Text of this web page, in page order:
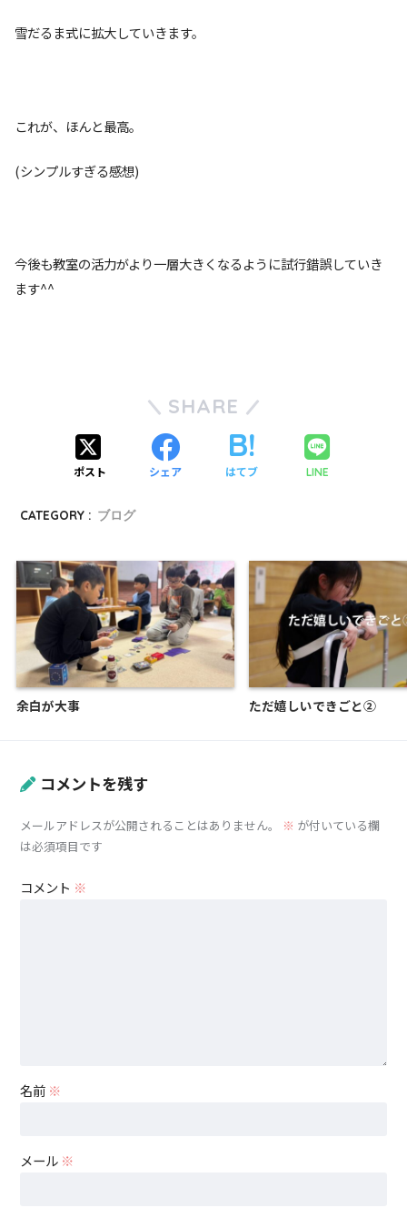
雪だるま式に拡大していきます。
これが、ほんと最高。
(シンプルすぎる感想)
今後も教室の活力がより一層大きくなるように試行錯誤していき
ます^^
SHARE
ポスト シェア はてブ LINE
CATEGORY : ブログ
余白が大事 ただ嬉しいできごと②
コメントを残す
メールアドレスが公開されることはありません。 ※ が付いている欄
は必須項目です
コメント ※
名前 ※
メール ※